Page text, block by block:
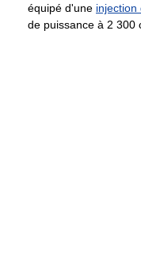
équipé d'une injection
de puissance à 2 300